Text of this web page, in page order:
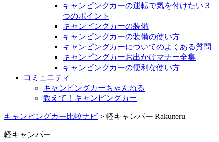
キャンピングカーの運転で気を付けたい３
つのポイント
キャンピングカーの装備
キャンピングカーの装備の使い方
キャンピングカーについてのよくある質問
キャンピングカーお出かけマナー全集
キャンピングカーの便利な使い方
コミュニティ
キャンピングカーちゃんねる
教えて！キャンピングカー
キャンピングカー比較ナビ > 軽キャンパー Rakuneru
軽キャンパー